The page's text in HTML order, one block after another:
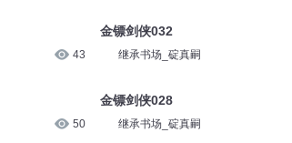
43
50
金镖剑侠032
继承书场_碇真嗣
金镖剑侠028
继承书场_碇真嗣